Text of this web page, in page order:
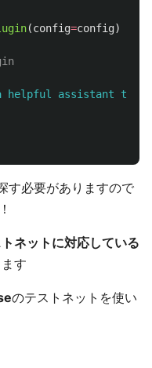
(config=config)
helpful assistant that
す必要がありますので
ネットに対応している
す
のテストネットを使い